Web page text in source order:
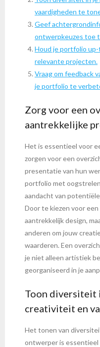
vaardigheden te
Geef
ontwerpkeuzes toe
Houd je portfolio
relevante projecten.
Vraag om feedback
je portfolio te
Zorg voor een
aantrekkelijke
Het is essentieel voor
zorgen voor een
presentatie van hun
portfolio met
aandacht van
Door te kiezen voor
aantrekkelijk design,
anderen om jouw
waarderen. Een
je niet alleen artistiek
georganiseerd in je
Toon diversiteit
creativiteit en
Het tonen van
ontwerper is